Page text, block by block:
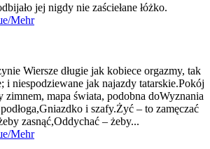
jej nigdy nie zaściełane łóżko.
Mehr
Wiersze długie jak kobiece orgazmy, tak
i niespodziewane jak najazdy tatarskie.Pokój
zimnem, mapa świata, podobna doWyznania
i szafy.Żyć – to zamęczać
zasnąć,Oddychać – żeby...
Mehr